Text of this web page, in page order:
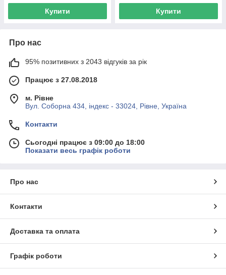
Купити Купити
Про нас
95% позитивних з 2043 відгуків за рік
Працює з 27.08.2018
м. Рівне
Вул. Соборна 434, індекс - 33024, Рівне, Україна
Контакти
Сьогодні працює з 09:00 до 18:00
Показати весь графік роботи
Про нас
Контакти
Доставка та оплата
Графік роботи